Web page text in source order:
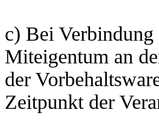
c) Bei
Miteigentum an
der
Zeitpunkt der